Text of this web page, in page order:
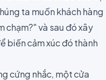
ta muốn khách hàng
chạm?" và sau đó xây
biến cảm xúc đó thành
cứng nhắc, một cửa